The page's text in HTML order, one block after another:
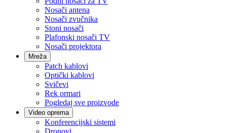
Nosači antena
Nosači zvučnika
Stoni nosači
Plafonski nosači TV
Nosači projektora
Mreža
Patch kablovi
Optički kablovi
Svičevi
Rek ormari
Pogledaj sve proizvode
Video oprema
Konferencijski sistemi
Dronovi